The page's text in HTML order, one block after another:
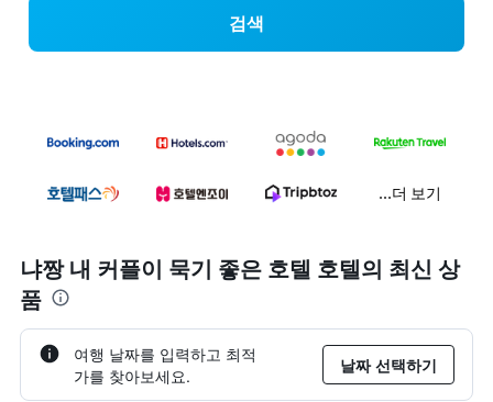
검색
...더 보기
냐짱 내 커플이 묵기 좋은 호텔 호텔의 최신 상
품
여행 날짜를 입력하고 최적
가를 찾아보세요.
날짜 선택하기